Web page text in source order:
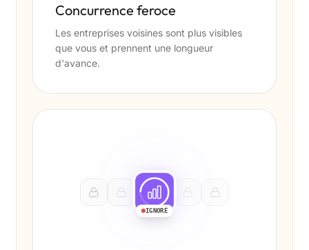
Concurrence feroce
Les entreprises voisines sont plus visibles
que vous et prennent une longueur
d'avance.
IGNORÉ